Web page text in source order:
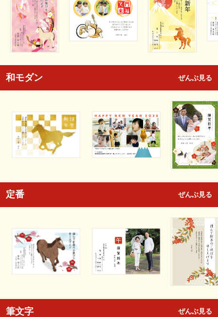
和モダン ぜんぶ見る
定番 ぜんぶ見る
筆文字 ぜんぶ見る